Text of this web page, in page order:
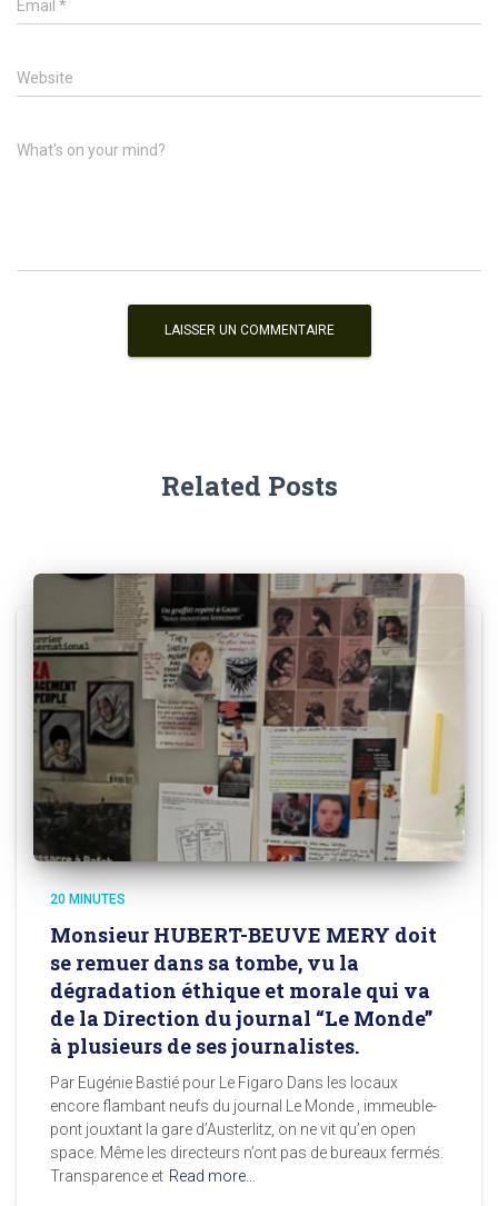
Email *
Website
What's on your mind?
Related Posts
20 MINUTES
Monsieur HUBERT-BEUVE MERY doit
se remuer dans sa tombe, vu la
dégradation éthique et morale qui va
de la Direction du journal “Le Monde”
à plusieurs de ses journalistes.
Par Eugénie Bastié pour Le Figaro Dans les locaux
encore flambant neufs du journal Le Monde , immeuble-
pont jouxtant la gare d’Austerlitz, on ne vit qu’en open
space. Même les directeurs n’ont pas de bureaux fermés.
Transparence et Read more…